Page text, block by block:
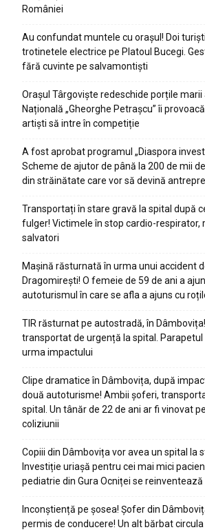
României
Au confundat muntele cu orașul! Doi
trotinetele electrice pe Platoul Bucegi.
fără cuvinte pe salvamontiști
Orașul Târgoviște redeschide porțile marii
Națională „Gheorghe Petrașcu” îi
artiști să intre în competiție
A fost aprobat programul „Diaspora
Scheme de ajutor de până la 200 de mii
din străinătate care vor să devină
Transportați în stare gravă la spital după
fulger! Victimele în stop cardio-respirator,
salvatori
Mașină răsturnată în urma unui accident
Dragomirești! O femeie de 59 de ani a
autoturismul în care se afla a ajuns cu
TIR răsturnat pe autostradă, în
transportat de urgență la spital.
urma impactului
Clipe dramatice în Dâmbovița, după
două autoturisme! Ambii șoferi,
spital. Un tânăr de 22 de ani ar fi vinovat
coliziunii
Copiii din Dâmbovița vor avea un spital la
Investiție uriașă pentru cei mai mici
pediatrie din Gura Ocniței se reinventează
Inconștiență pe șosea! Șofer din
permis de conducere! Un alt bărbat